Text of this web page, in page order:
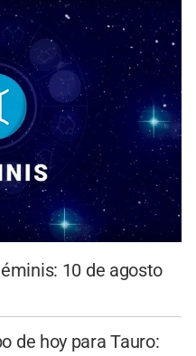
10 de agosto
de hoy para Tauro: